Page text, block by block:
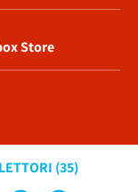
Store
LETTORI (35)